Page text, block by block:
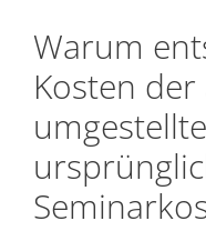
Warum
Kosten